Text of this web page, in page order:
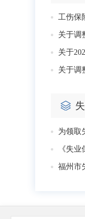
工伤保
关于调
关于
关于调
为领取
《失业
福州市